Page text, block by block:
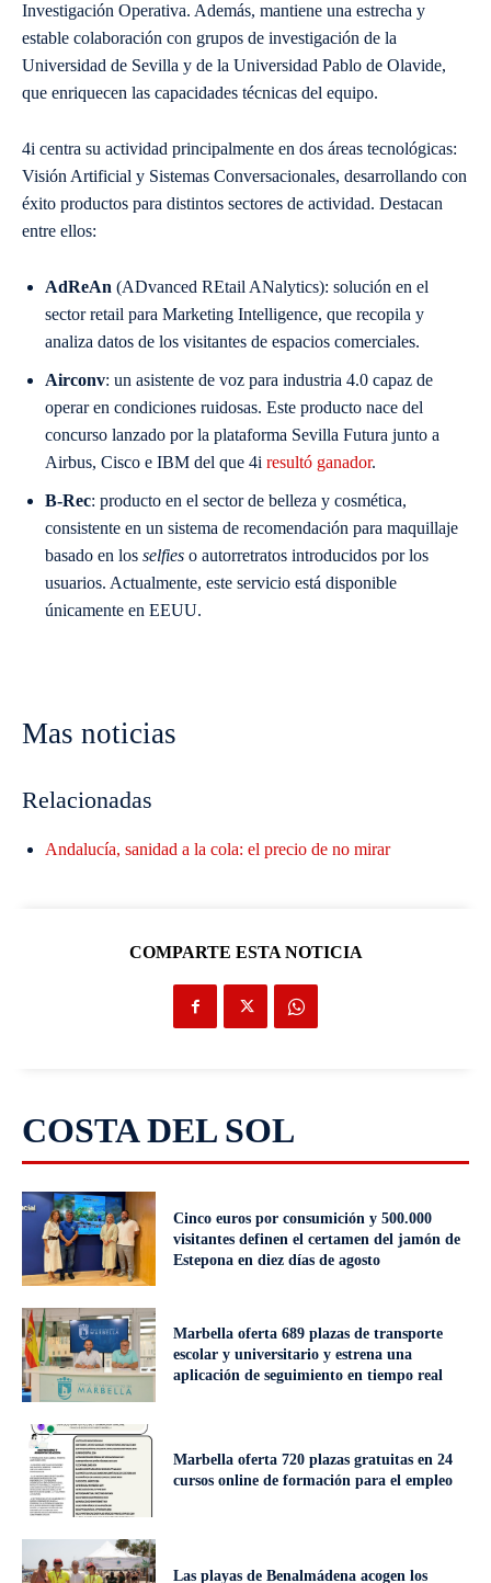
Investigación Operativa. Además, mantiene una estrecha y
estable colaboración con grupos de investigación de la
Universidad de Sevilla y de la Universidad Pablo de Olavide,
que enriquecen las capacidades técnicas del equipo.
4i centra su actividad principalmente en dos áreas tecnológicas:
Visión Artificial y Sistemas Conversacionales, desarrollando con
éxito productos para distintos sectores de actividad. Destacan
entre ellos:
AdReAn (ADvanced REtail ANalytics): solución en el
sector retail para Marketing Intelligence, que recopila y
analiza datos de los visitantes de espacios comerciales.
Airconv: un asistente de voz para industria 4.0 capaz de
operar en condiciones ruidosas. Este producto nace del
concurso lanzado por la plataforma Sevilla Futura junto a
Airbus, Cisco e IBM del que 4i resultó ganador.
B-Rec: producto en el sector de belleza y cosmética,
consistente en un sistema de recomendación para maquillaje
basado en los selfies o autorretratos introducidos por los
usuarios. Actualmente, este servicio está disponible
únicamente en EEUU.
Mas noticias
Relacionadas
Andalucía, sanidad a la cola: el precio de no mirar
COMPARTE ESTA NOTICIA
COSTA DEL SOL
Cinco euros por consumición y 500.000
visitantes definen el certamen del jamón de
Estepona en diez días de agosto
Marbella oferta 689 plazas de transporte
escolar y universitario y estrena una
aplicación de seguimiento en tiempo real
Marbella oferta 720 plazas gratuitas en 24
cursos online de formación para el empleo
Las playas de Benalmádena acogen los